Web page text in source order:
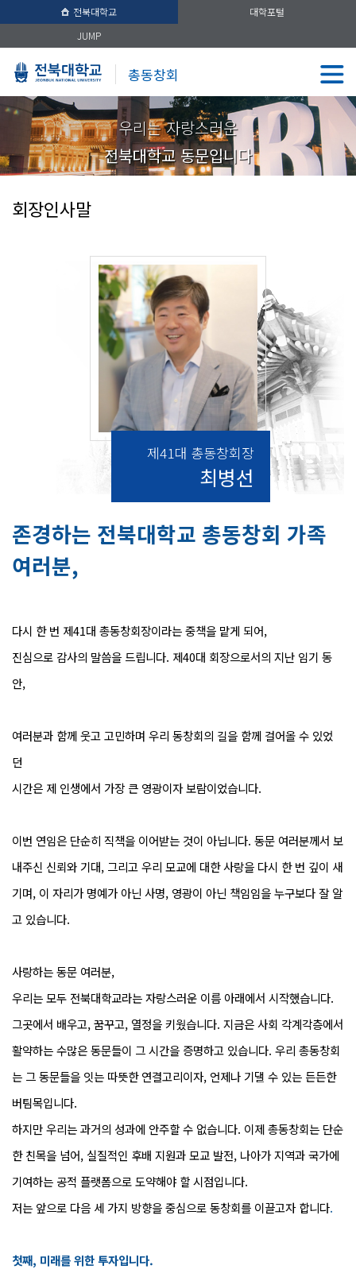
전북대학교
대학포털
JUMP
총동창회
우리는 자랑스러운
전북대학교 동문입니다
회장인사말
제41대 총동창회장
최병선
존경하는 전북대학교 총동창회 가족
여러분,
다시 한 번 제41대 총동창회장이라는 중책을 맡게 되어,
진심으로 감사의 말씀을 드립니다. 제40대 회장으로서의 지난 임기 동
안,
여러분과 함께 웃고 고민하며 우리 동창회의 길을 함께 걸어올 수 있었
던
시간은 제 인생에서 가장 큰 영광이자 보람이었습니다.
이번 연임은 단순히 직책을 이어받는 것이 아닙니다. 동문 여러분께서 보
내주신 신뢰와 기대, 그리고 우리 모교에 대한 사랑을 다시 한 번 깊이 새
기며, 이 자리가 명예가 아닌 사명, 영광이 아닌 책임임을 누구보다 잘 알
고 있습니다.
사랑하는 동문 여러분,
우리는 모두 전북대학교라는 자랑스러운 이름 아래에서 시작했습니다.
그곳에서 배우고, 꿈꾸고, 열정을 키웠습니다. 지금은 사회 각계각층에서
활약하는 수많은 동문들이 그 시간을 증명하고 있습니다. 우리 총동창회
는 그 동문들을 잇는 따뜻한 연결고리이자, 언제나 기댈 수 있는 든든한
버팀목입니다.
하지만 우리는 과거의 성과에 안주할 수 없습니다. 이제 총동창회는 단순
한 친목을 넘어, 실질적인 후배 지원과 모교 발전, 나아가 지역과 국가에
기여하는 공적 플랫폼으로 도약해야 할 시점입니다.
저는 앞으로 다음 세 가지 방향을 중심으로 동창회를 이끌고자 합니다.
첫째, 미래를 위한 투자입니다.